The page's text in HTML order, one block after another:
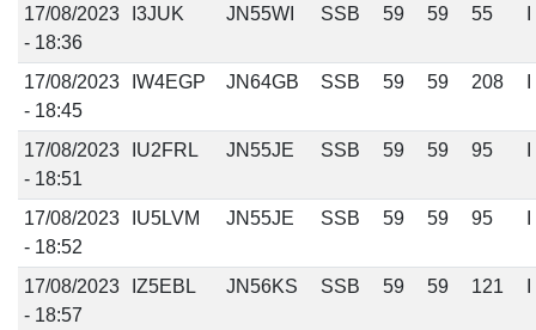
17/08/2023
- 18:36
I3JUK JN55WI SSB 59 59 55
17/08/2023
- 18:45
IW4EGP JN64GB SSB 59 59 208
17/08/2023
- 18:51
IU2FRL JN55JE SSB 59 59 95
17/08/2023
- 18:52
IU5LVM JN55JE SSB 59 59 95
17/08/2023
- 18:57
IZ5EBL JN56KS SSB 59 59 121